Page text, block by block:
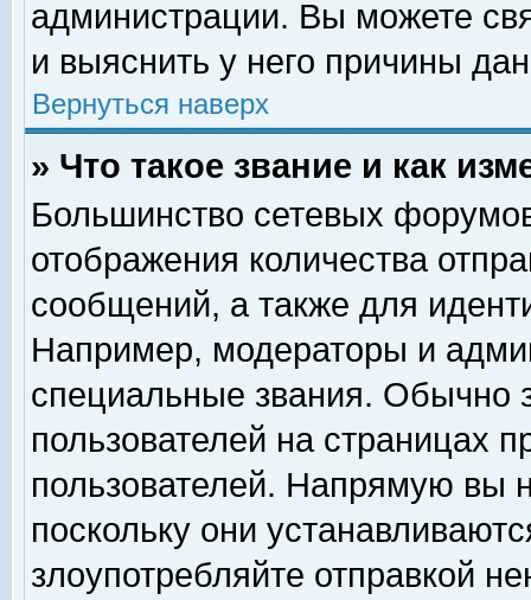
администрации. Вы можете
и выяснить у него причины
Вернуться наверх
» Что такое звание и как
Большинство сетевых
отображения количества
сообщений, а также для
Например, модераторы и
специальные звания. Обычно
пользователей на страницах
пользователей. Напрямую вы
поскольку они
злоупотребляйте отправкой